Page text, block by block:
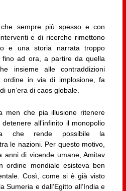
sempre più spesso e con
e di ricerche rimettono
e una storia narrata troppo
fino ad ora, a partire da quella
insieme alle contraddizioni
in via di implosione, fa
un’era di caos globale.
men che pia illusione ritenere
all’infinito il monopolio
che rende possibile la
le nazioni. Per questo motivo,
anni di vicende umane, Amitav
ordine mondiale esisteva ben
Così, come si è già visto
Sumeria e dall’Egitto all’India e